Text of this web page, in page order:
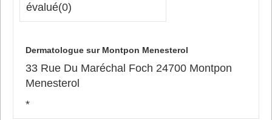
évalué(0)
Dermatologue sur Montpon Menesterol
33 Rue Du Maréchal Foch 24700 Montpon
Menesterol
*